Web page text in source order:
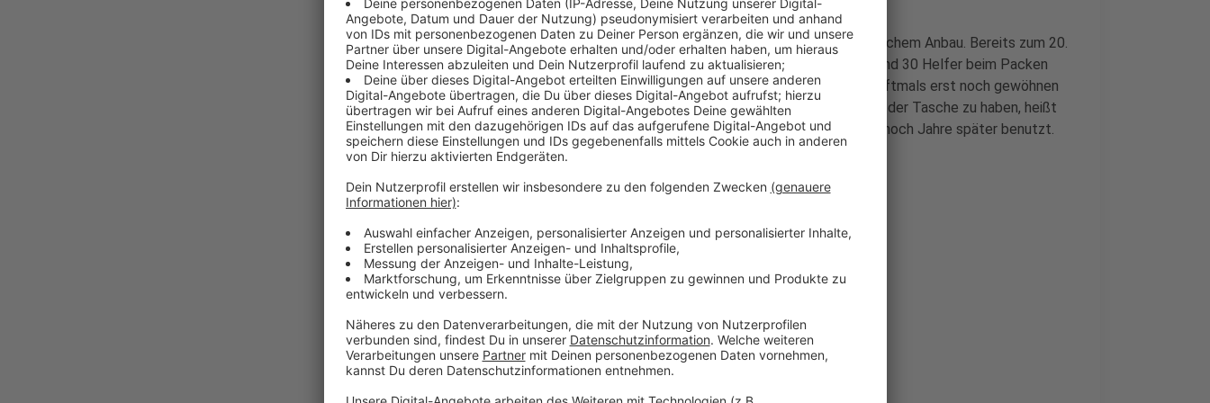
Die Lebensmittel in der Brotdose sind beim NaturGut aus biologischem Anbau. Bereits zum 20.
Mal findet die Aktion in diesem Jahr statt, bei der am Dienstag rund 30 Helfer beim Packen
geholfen haben. Für den langen Schultag, an den sich die Kinder oftmals erst noch gewöhnen
müssen, sei es wichtig, ein gesundes und ausgewogenes Essen in der Tasche zu haben, heißt
es von den Veranstaltern. Außerdem werden auch die Brotdosen noch Jahre später benutzt.
Anzeige
Weitere Meldungen aus Leverkusen
Anzeige
Leverkusen: Bayer 04 Frauen starten mit Rekordkulisse
Inklusion bei der Kommunalwahl in Leverkusen
Autodieb aus Langenfeld baut Unfall in Leverkusen